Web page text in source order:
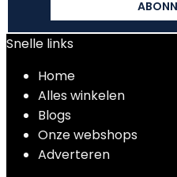
Snelle links
Home
Alles winkelen
Blogs
Onze webshops
Adverteren